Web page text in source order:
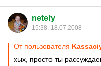
netely
15:38, 18.07.2008
От пользователя
хых, просто ты